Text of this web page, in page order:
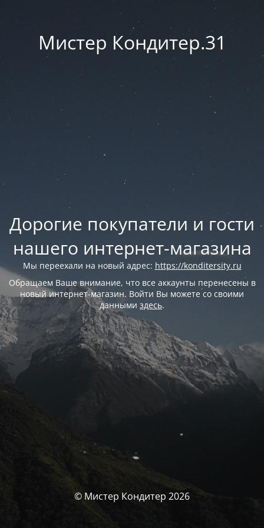
Мистер Кондитер.31
Дорогие покупатели и гости
нашего интернет-магазина
Мы переехали на новый адрес: https://konditersity.ru
Обращаем Ваше внимание, что все аккаунты перенесены в
новый интернет-магазин. Войти Вы можете со своими
данными здесь.
© Мистер Кондитер 2026